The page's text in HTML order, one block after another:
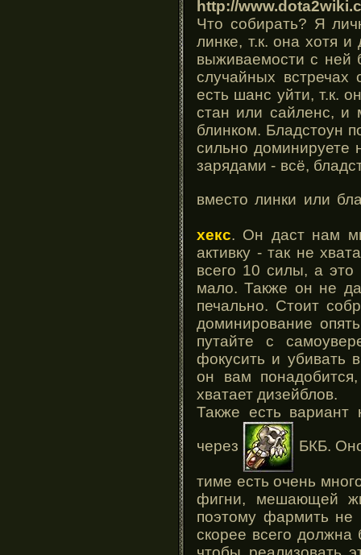
http://
Что собирать? Я
линке, т.к. она хотя
выживаемости с
случайных
есть шанс уйти, т.к.
стан или сайленс, и
блинком. Бладстоун
сильно доминируете
зарядами - всё,
вместо линки или
хекс. Он даст нам
активку - так не
всего 10 силы, а
мало. Также он не
печально. Стоит
доминирование
путайте с
фокусить и убивать
он вам
хватает дизейблов.
Также есть вариант
через БКБ.
тиме есть очень
фигни, мешающей
поэтому фармить не
скорее всего